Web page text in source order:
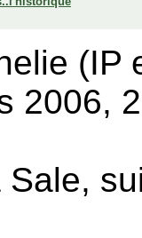
(IP
2006,
Sale,